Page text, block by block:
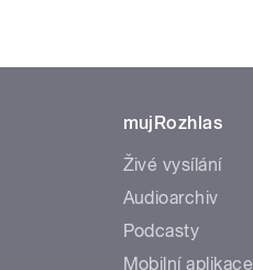
mujRozhlas
Živé vysílání
Audioarchiv
Podcasty
Mobilní aplikace